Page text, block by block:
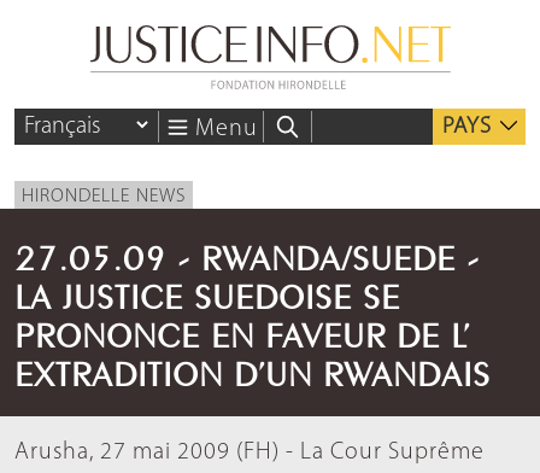
Menu PAYS
HIRONDELLE NEWS
27.05.09 - RWANDA/SUEDE -
LA JUSTICE SUEDOISE SE
PRONONCE EN FAVEUR DE L’
EXTRADITION D’UN RWANDAIS
Arusha, 27 mai 2009 (FH) - La Cour Suprême